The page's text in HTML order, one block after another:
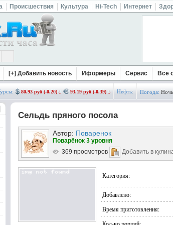
Происшествия Культура Hi-Tech Интернет
[+] Добавить новость Иформеры Сервис Все
80.93 руб (-0.20) 93.19 руб (-0.39) Нефть: Погода:
Сельдь пряного посола
Автор: Поваренок
Поварёнок 3 уровня
369 просмотров
Добавить в
Категория:
Добавлено:
Время приготовления: